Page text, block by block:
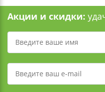
Акции и скидки: